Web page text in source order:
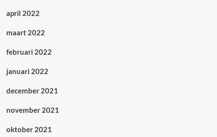
april 2022
maart 2022
februari 2022
januari 2022
december 2021
november 2021
oktober 2021